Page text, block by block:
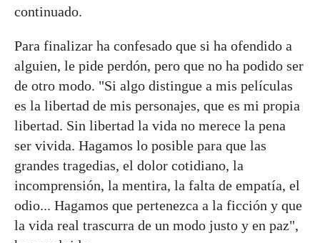
continuado.
Para finalizar ha confesado que si ha ofendido a
alguien, le pide perdón, pero que no ha podido ser
de otro modo. "Si algo distingue a mis películas
es la libertad de mis personajes, que es mi propia
libertad. Sin libertad la vida no merece la pena
ser vivida. Hagamos lo posible para que las
grandes tragedias, el dolor cotidiano, la
incomprensión, la mentira, la falta de empatía, el
odio... Hagamos que pertenezca a la ficción y que
la vida real trascurra de un modo justo y en paz",